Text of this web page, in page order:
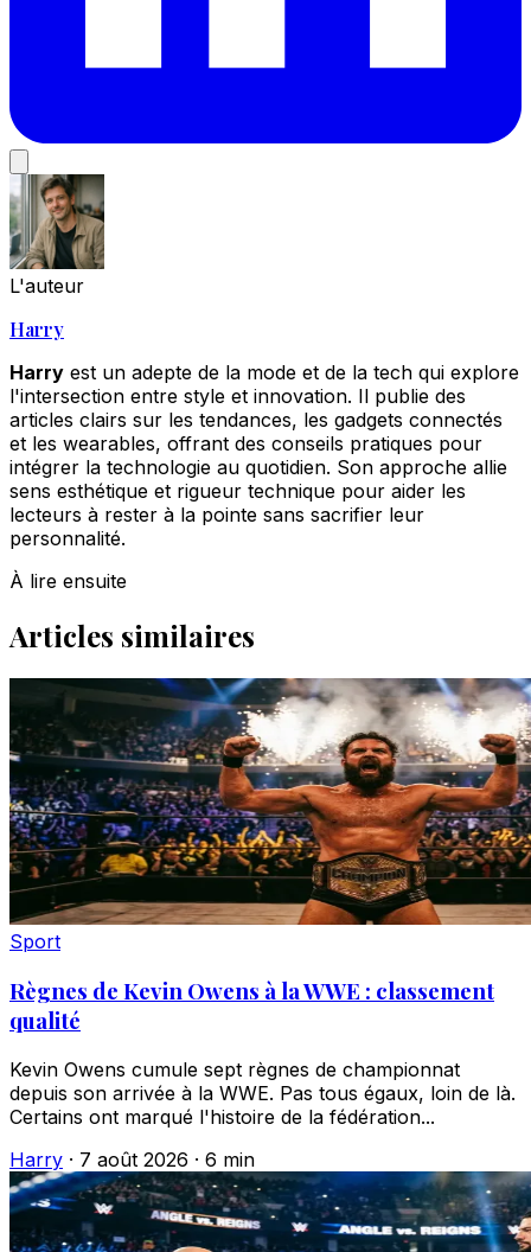
L'auteur
Harry
Harry est un adepte de la mode et de la tech qui explore
l'intersection entre style et innovation. Il publie des
articles clairs sur les tendances, les gadgets connectés
et les wearables, offrant des conseils pratiques pour
intégrer la technologie au quotidien. Son approche allie
sens esthétique et rigueur technique pour aider les
lecteurs à rester à la pointe sans sacrifier leur
personnalité.
À lire ensuite
Articles similaires
Sport
Règnes de Kevin Owens à la WWE : classement
qualité
Kevin Owens cumule sept règnes de championnat
depuis son arrivée à la WWE. Pas tous égaux, loin de là.
Certains ont marqué l'histoire de la fédération...
Harry · 7 août 2026 · 6 min